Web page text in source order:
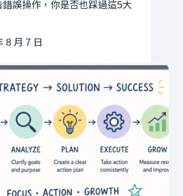
錯誤操作，你是否也踩過這5大
8 月 7 日